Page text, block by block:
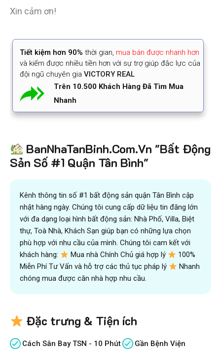
Xin cảm ơn!
Tiết kiệm hơn 90% thời gian, mua bán được nhanh hơn
và kiếm được nhiều tiền hơn với sự trợ giúp đắc lực của
đội ngũ chuyên gia VICTORY REAL
Trên 10.500 Khách Hàng Đã Tìm Mua
Nhanh
BanNhaTanBinh.Com.Vn "Bất Động
Sản Số #1 Quận Tân Bình"
Kênh thông tin số #1 bất động sản quận Tân Bình cập
nhật hàng ngày. Chúng tôi cung cấp dữ liệu tin đăng lớn
với đa dạng loại hình bất động sản: Nhà Phố, Villa, Biệt
thự, Toà Nhà, Khách Sạn giúp bạn có những lựa chọn
phù hợp với nhu cầu của mình. Chúng tôi cam kết với
khách hàng:
Mua nhà Chính Chủ giá hợp lý
100%
Miễn Phí Tư Vấn và hỗ trợ các thủ tục pháp lý
Nhanh
chóng mua được căn nhà hợp nhu cầu.
Đặc trưng & Tiện ích
Cách Sân Bay TSN - 10 Phút Gần Bệnh Viện